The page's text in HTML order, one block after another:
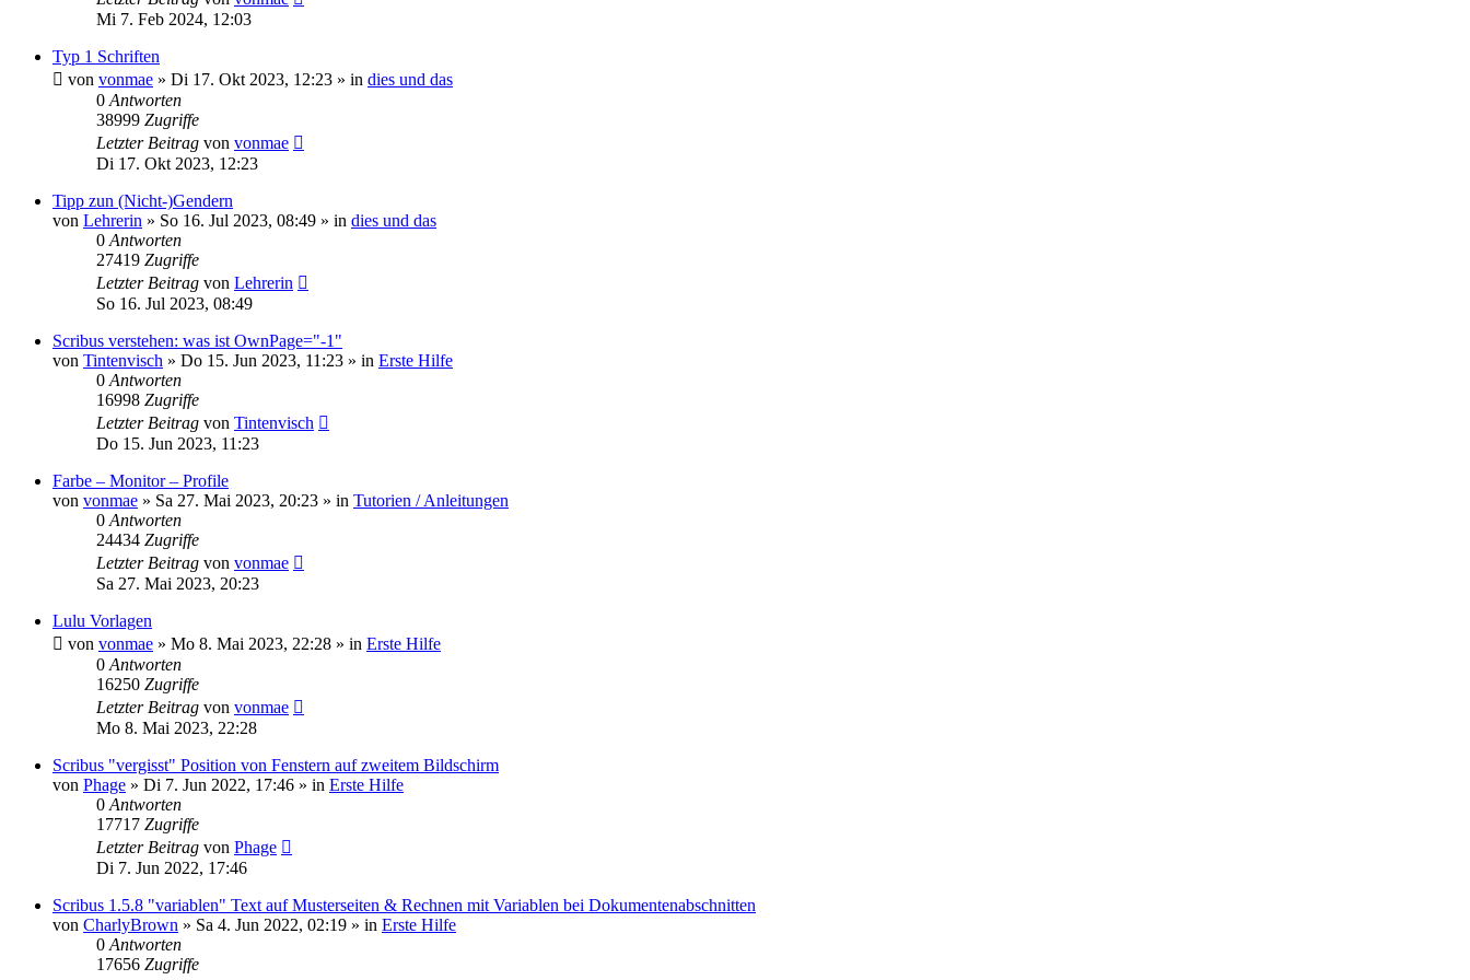
Mi 7. Feb 2024, 12:03
Typ 1 Schriften
von vonmae » Di 17. Okt 2023, 12:23 » in dies und das
0 Antworten
38999 Zugriffe
Letzter Beitrag von vonmae
Di 17. Okt 2023, 12:23
Tipp zun (Nicht-)Gendern
von Lehrerin » So 16. Jul 2023, 08:49 » in dies und das
0 Antworten
27419 Zugriffe
Letzter Beitrag von Lehrerin
So 16. Jul 2023, 08:49
Scribus verstehen: was ist OwnPage="-1"
von Tintenvisch » Do 15. Jun 2023, 11:23 » in Erste Hilfe
0 Antworten
16998 Zugriffe
Letzter Beitrag von Tintenvisch
Do 15. Jun 2023, 11:23
Farbe – Monitor – Profile
von vonmae » Sa 27. Mai 2023, 20:23 » in Tutorien / Anleitungen
0 Antworten
24434 Zugriffe
Letzter Beitrag von vonmae
Sa 27. Mai 2023, 20:23
Lulu Vorlagen
von vonmae » Mo 8. Mai 2023, 22:28 » in Erste Hilfe
0 Antworten
16250 Zugriffe
Letzter Beitrag von vonmae
Mo 8. Mai 2023, 22:28
Scribus "vergisst" Position von Fenstern auf zweitem Bildschirm
von Phage » Di 7. Jun 2022, 17:46 » in Erste Hilfe
0 Antworten
17717 Zugriffe
Letzter Beitrag von Phage
Di 7. Jun 2022, 17:46
Scribus 1.5.8 "variablen" Text auf Musterseiten & Rechnen mit Variablen bei Dokumentenabschnitten
von CharlyBrown » Sa 4. Jun 2022, 02:19 » in Erste Hilfe
0 Antworten
17656 Zugriffe